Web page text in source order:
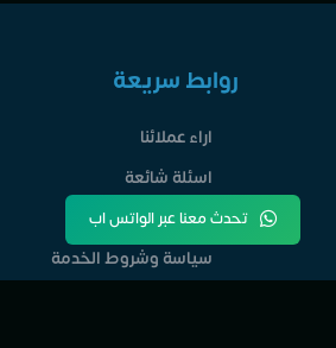
تحدث معنا عبر الواتس اب
روابط سريعة
اراء عملائنا
اسئلة شائعة
القطاعات الاقتصادية
سياسة وشروط الخدمة